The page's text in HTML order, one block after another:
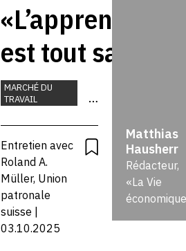
est tout sauf
démodé»
MARCHÉ DU
TRAVAIL
UNION
EUROPÉENNE
Entretien avec
Roland A.
Müller, Union
patronale
suisse |
03.10.2025
Matthias
Hausherr
Rédacteur,
«La Vie